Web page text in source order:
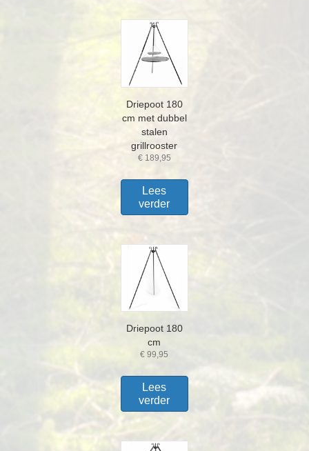
Driepoot 180
cm met dubbel
stalen
grillrooster
€189,95
Lees
verder
Driepoot 180
cm
€ 99,95
Lees
verder